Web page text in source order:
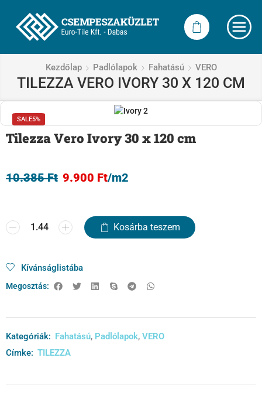
Kezdőlap Padlólapok Fahatású VERO
TILEZZA VERO IVORY 30 X 120 CM
SALE5%
Tilezza Vero Ivory 30 x 120 cm
10.385Ft 9.900 Ft/m2
Kosárba teszem
Kívánságlistába
Megosztás:
Kategóriák: Fahatású, Padlólapok, VERO
Címke: TILEZZA